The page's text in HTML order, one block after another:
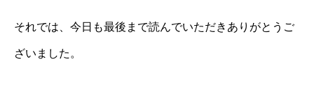
それでは、今日も最後まで読んでいただきありがとうご
ざいました。